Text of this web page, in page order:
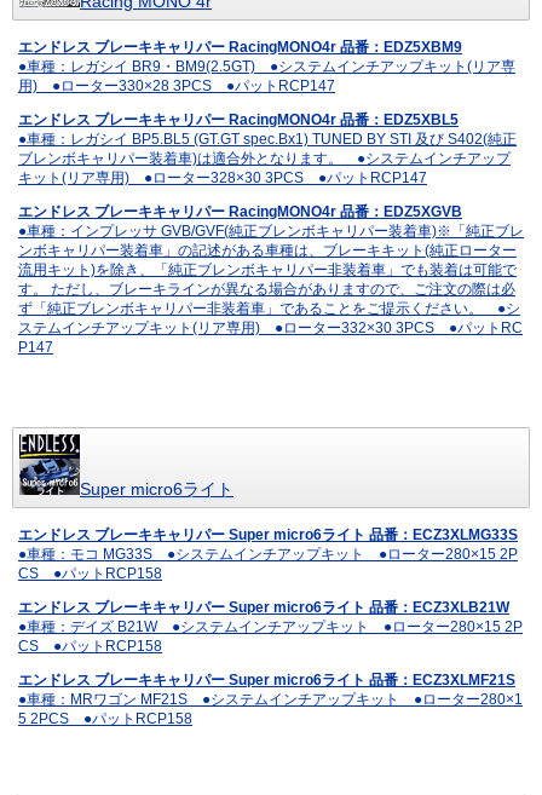
エンドレス ブレーキキャリパー RacingMONO4r 品番：EDZ5XBM9
●車種：レガシイ BR9・BM9(2.5GT) ●システムインチアップキット(リア専
用) ●ローター330×28 3PCS ●パットRCP147
エンドレス ブレーキキャリパー RacingMONO4r 品番：EDZ5XBL5
●車種：レガシイ BP5.BL5 (GT.GT spec.Bx1) TUNED BY STI 及び S402(純正
ブレンボキャリパー装着車)は適合外となります。 ●システムインチアップ
キット(リア専用) ●ローター328×30 3PCS ●パットRCP147
エンドレス ブレーキキャリパー RacingMONO4r 品番：EDZ5XGVB
●車種：インプレッサ GVB/GVF(純正ブレンボキャリパー装着車)※「純正ブレ
ンボキャリパー装着車」の記述がある車種は、ブレーキキット(純正ローター
流用キット)を除き、「純正ブレンボキャリパー非装着車」でも装着は可能で
す。 ただし、ブレーキラインが異なる場合がありますので、ご注文の際は必
ず「純正ブレンボキャリパー非装着車」であることをご提示ください。 ●シ
ステムインチアップキット(リア専用) ●ローター332×30 3PCS ●パットRC
P147
Super micro6ライト
エンドレス ブレーキキャリパー Super micro6ライト 品番：ECZ3XLMG33S
●車種：モコ MG33S ●システムインチアップキット ●ローター280×15 2P
CS ●パットRCP158
エンドレス ブレーキキャリパー Super micro6ライト 品番：ECZ3XLB21W
●車種：デイズ B21W ●システムインチアップキット ●ローター280×15 2P
CS ●パットRCP158
エンドレス ブレーキキャリパー Super micro6ライト 品番：ECZ3XLMF21S
●車種：MRワゴン MF21S ●システムインチアップキット ●ローター280×1
5 2PCS ●パットRCP158